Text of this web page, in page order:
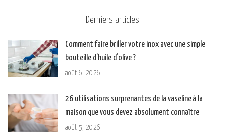
Derniers articles
Comment faire briller votre inox avec une simple
bouteille d’huile d’olive ?
août 6, 2026
26 utilisations surprenantes de la vaseline à la
maison que vous devez absolument connaître
août 5, 2026